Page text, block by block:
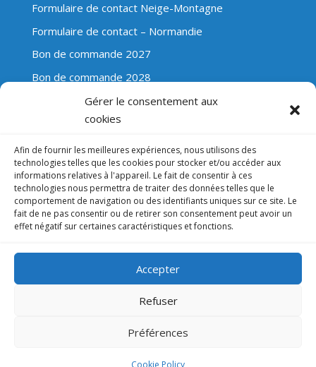
Gérer le consentement aux
cookies
Afin de fournir les meilleures expériences, nous utilisons des
technologies telles que les cookies pour stocker et/ou accéder aux
informations relatives à l'appareil. Le fait de consentir à ces
technologies nous permettra de traiter des données telles que le
comportement de navigation ou des identifiants uniques sur ce site. Le
fait de ne pas consentir ou de retirer son consentement peut avoir un
effet négatif sur certaines caractéristiques et fonctions.
Accepter
Refuser
Préférences
Cookie Policy
Formulaire de contact Neige-Montagne
Formulaire de contact – Normandie
Bon de commande 2027
Bon de commande 2028
Évasion Scolaire
+32 (0)475 74 12 82
Mail : direction@evasionscolaire.be
Clos Champ Voie 12, bte 0022